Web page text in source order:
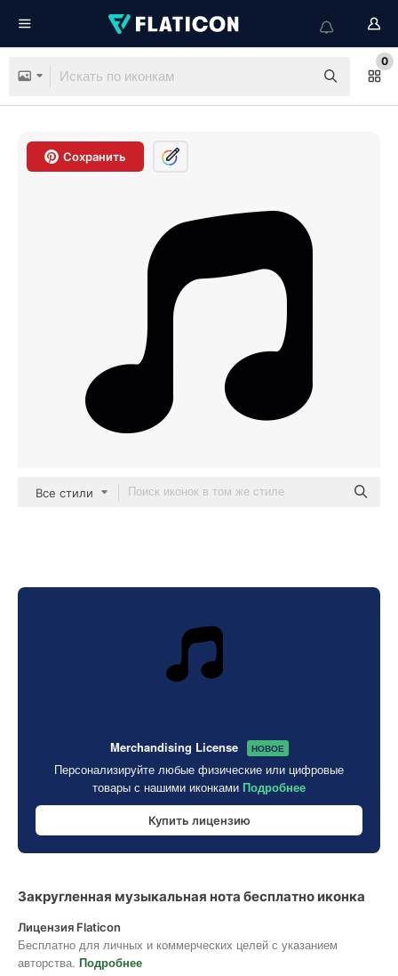
0
Сохранить
Все стили
Merchandising License НОВОЕ
Персонализируйте любые физические или цифровые
товары с нашими иконками Подробнее
Купить лицензию
Закругленная музыкальная нота бесплатно иконка
Лицензия Flaticon
Бесплатно для личных и коммерческих целей с указанием
авторства. Подробнее